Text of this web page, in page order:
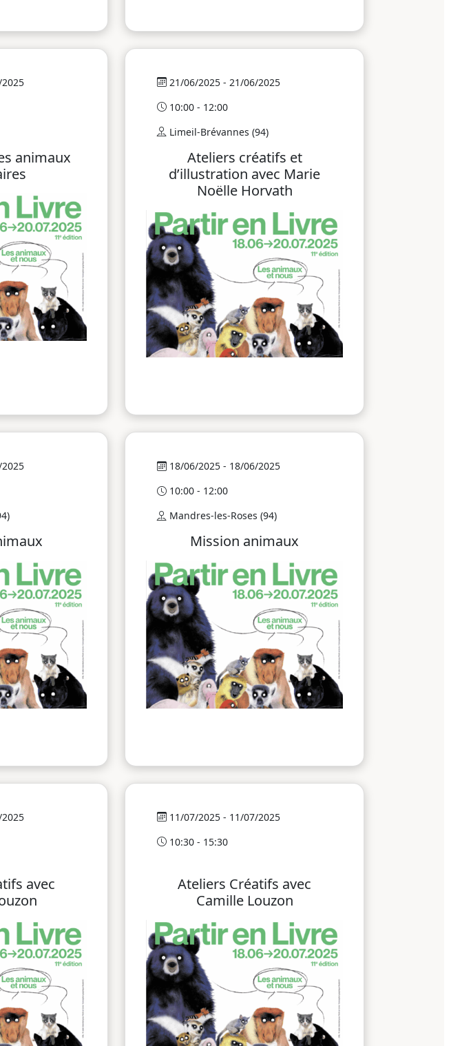
animaux
21/06/2025 - 21/06/2025
10:00 - 12:00
Limeil-Brévannes (94)
Ateliers créatifs et
d’illustration avec Marie
Noëlle Horvath
18/06/2025 - 18/06/2025
10:00 - 12:00
Mandres-les-Roses (94)
Mission animaux
avec
11/07/2025 - 11/07/2025
10:30 - 15:30
Ateliers Créatifs avec
Camille Louzon